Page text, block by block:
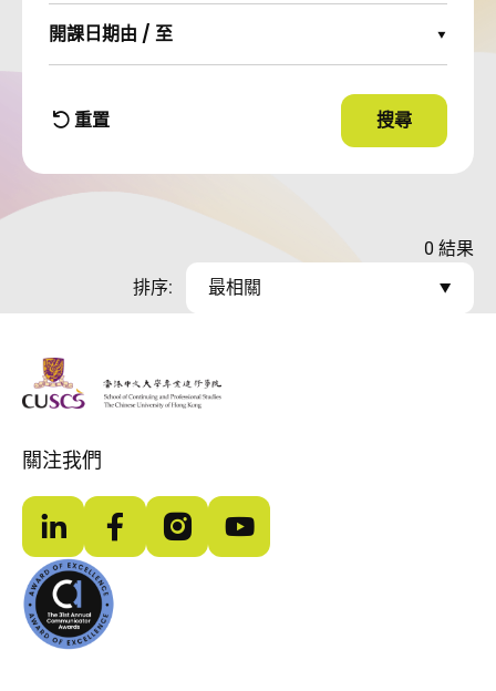
開課日期由 / 至
Expand Options
篩選條件
重置 使用篩選條件
搜尋
0 結果
排序:
最相關
The Chinese Univeristy of hong Kong
關注我們
LinkedInFacebookInstagramYouTube